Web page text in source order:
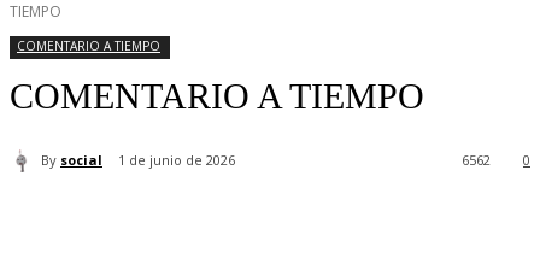
TIEMPO
COMENTARIO A TIEMPO
COMENTARIO A TIEMPO
By social 1 de junio de 2026 0
6562